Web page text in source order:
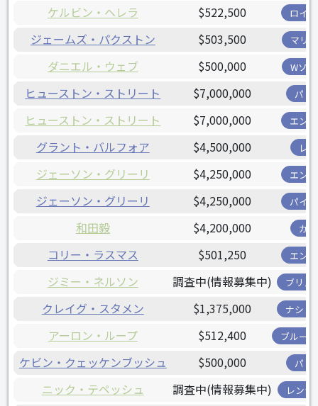
ケルビン・ヘレラ $522,500 ロイ
ジェームズ・パクストン $503,500 マリ
ダニエル・ウェブ $500,000 Wソ
ヒューストン・ストリート $7,000,000 パド
ヒューストン・ストリート $7,000,000 エン
グラント・バルフォア $4,500,000 レ
ジェーソン・グリーリ $4,250,000 エン
ジェーソン・グリーリ $4,250,000 パイ
和田毅 $4,200,000 カ
コリー・ラスマス $501,250 エン
ジミー・ネルソン 調査中(情報募集中) ブリュ
クレイグ・スタメン $1,375,000 ナショ
アーロン・ループ $512,400 ブルー
ケビン・クェッケンブッシュ $500,000 パド
ニック・テペッシュ 調査中(情報募集中) レンジ